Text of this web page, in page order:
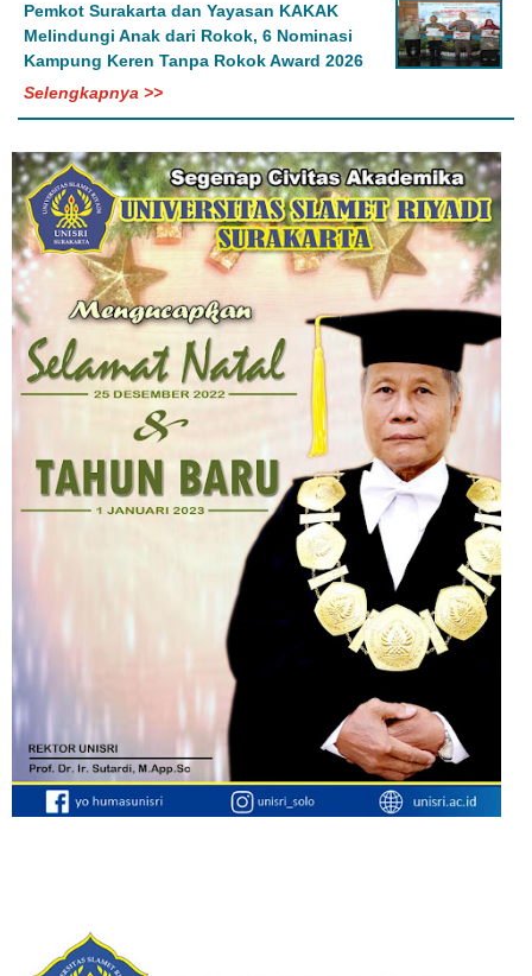
Pemkot Surakarta dan Yayasan KAKAK
Melindungi Anak dari Rokok, 6 Nominasi
Kampung Keren Tanpa Rokok Award 2026
Selengkapnya >>